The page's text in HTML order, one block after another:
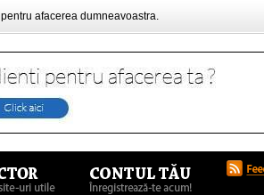
afacerea dumneavoastra.